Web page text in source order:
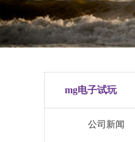
mg电子试玩
公司新闻